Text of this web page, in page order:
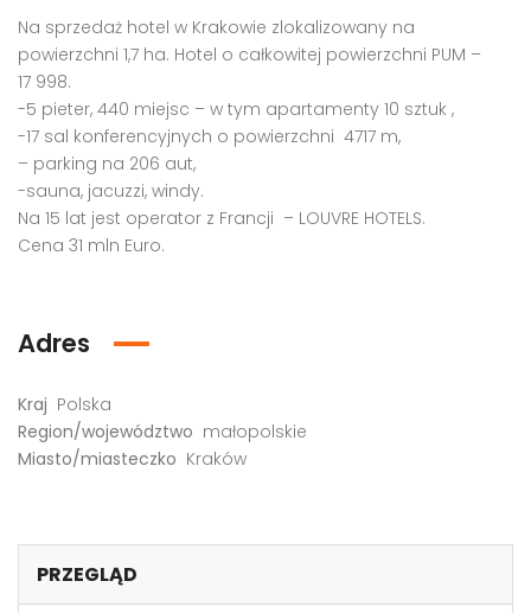
Na sprzedaż hotel w Krakowie zlokalizowany na
powierzchni 1,7 ha. Hotel o całkowitej powierzchni PUM –
17 998.
-5 pieter, 440 miejsc – w tym apartamenty 10 sztuk ,
-17 sal konferencyjnych o powierzchni 4717 m,
– parking na 206 aut,
-sauna, jacuzzi, windy.
Na 15 lat jest operator z Francji – LOUVRE HOTELS.
Cena 31 mln Euro.
Adres
Kraj Polska
Region/województwo małopolskie
Miasto/miasteczko Kraków
PRZEGLĄD